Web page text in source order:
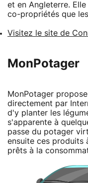
et en Angleterre.
co-propriétés que
Visitez le site de
MonPotager
MonPotager
directement par
d'y planter les
s'apparente à
passe du potager
ensuite ces produits
prêts à la